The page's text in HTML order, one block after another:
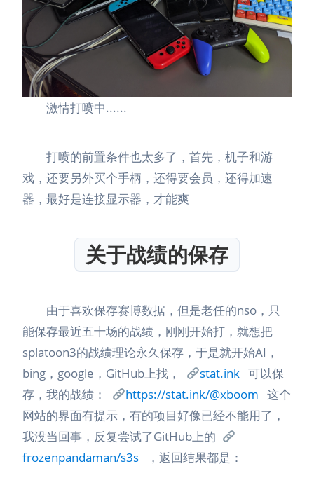
激情打喷中......
打喷的前置条件也太多了，首先，机子和游
戏，还要另外买个手柄，还得要会员，还得加速
器，最好是连接显示器，才能爽
关于战绩的保存
由于喜欢保存赛博数据，但是老任的nso，只
能保存最近五十场的战绩，刚刚开始打，就想把
splatoon3的战绩理论永久保存，于是就开始AI，
bing，google，GitHub上找，
stat.ink 可以保
存，我的战绩：
https://stat.ink/@xboom 这个
网站的界面有提示，有的项目好像已经不能用了，
我没当回事，反复尝试了GitHub上的
frozenpandaman/s3s
，返回结果都是：